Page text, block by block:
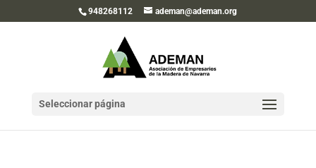
948268112 ademan@ademan.org
Seleccionar página